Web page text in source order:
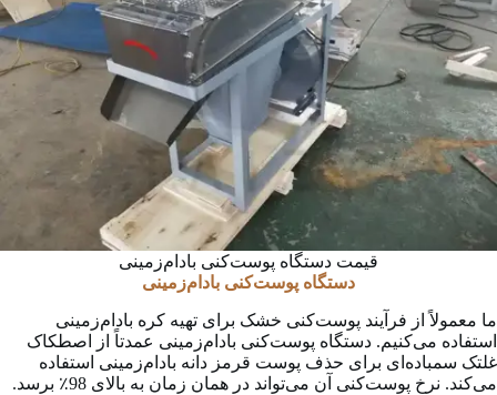
قیمت دستگاه پوست‌کنی بادام‌زمینی
دستگاه پوست‌کنی بادام‌زمینی
ما معمولاً از فرآیند پوست‌کنی خشک برای تهیه کره بادام‌زمینی
استفاده می‌کنیم. دستگاه پوست‌کنی بادام‌زمینی عمدتاً از اصطکاک
غلتک سمباده‌ای برای حذف پوست قرمز دانه بادام‌زمینی استفاده
می‌کند. نرخ پوست‌کنی آن می‌تواند در همان زمان به بالای 98٪ برسد.